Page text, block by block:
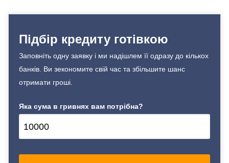
Підбір кредиту готівкою
Заповніть одну заявку і ми надішлем її одразу до кількох
банків. Ви зекономите свій час та збільшите шанс
отримати гроші.
Яка сума в гривнях вам потрібна?